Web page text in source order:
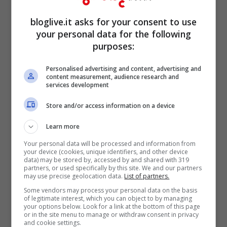
Coronavirus, l’OMS: 465mila casi in un giorno (Getty
La situazione della pandemia
bloglive.it asks for your consent to use
your personal data for the following
purposes:
Personalised advertising and content, advertising and
content measurement, audience research and
services development
Store and/or access information on a device
Learn more
Your personal data will be processed and information from
your device (cookies, unique identifiers, and other device
data) may be stored by, accessed by and shared with 319
partners, or used specifically by this site. We and our partners
may use precise geolocation data. List of partners.
Some vendors may process your personal data on the basis
of legitimate interest, which you can object to by managing
your options below. Look for a link at the bottom of this page
or in the site menu to manage or withdraw consent in privacy
and cookie settings.